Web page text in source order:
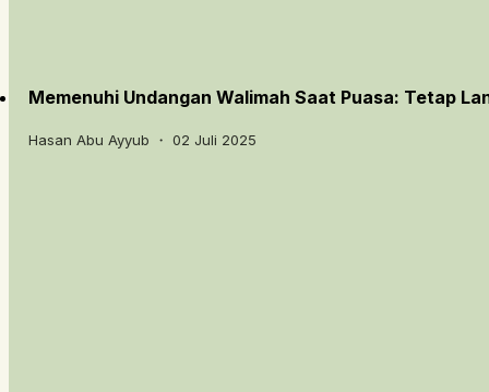
Memenuhi Undangan Walimah Saat Puasa: Tetap
Hasan Abu Ayyub ・ 02 Juli 2025